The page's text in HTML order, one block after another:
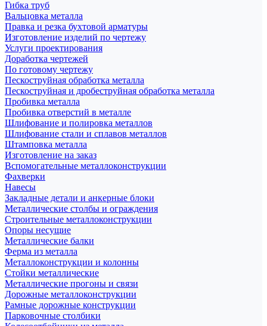
Гибка труб
Вальцовка металла
Правка и резка бухтовой арматуры
Изготовление изделий по чертежу
Услуги проектирования
Доработка чертежей
По готовому чертежу
Пескоструйная обработка металла
Пескоструйная и дробеструйная обработка металла
Пробивка металла
Пробивка отверстий в металле
Шлифование и полировка металлов
Шлифование стали и сплавов металлов
Штамповка металла
Изготовление на заказ
Вспомогательные металлоконструкции
Фахверки
Навесы
Закладные детали и анкерные блоки
Металлические столбы и ограждения
Строительные металлоконструкции
Опоры несущие
Металлические балки
Ферма из металла
Металлоконструкции и колонны
Стойки металлические
Металлические прогоны и связи
Дорожные металлоконструкции
Рамные дорожные конструкции
Парковочные столбики